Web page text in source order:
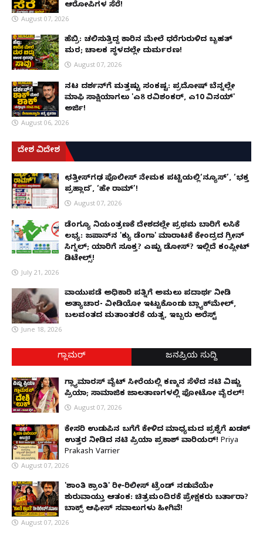
ಆರೋಪಿಗಳ ಸೆರೆ!
August 07, 2026
ಹೆಬ್ರಿ: ಚಲಿಸುತ್ತಿದ್ದ ಕಾರಿನ ಮೇಲೆ ಧರೆಗುರುಳಿದ ಬೃಹತ್
ಮರ; ಚಾಲಕ ಸ್ಥಳದಲ್ಲೇ ದುರ್ಮರಣ!
August 07, 2026
ನಟ ದರ್ಶನ್‌ಗೆ ಮತ್ತಷ್ಟು ಸಂಕಷ್ಟ: ಪ್ರದೋಷ್ ಬೆನ್ನಲ್ಲೇ
ಮಾಫಿ ಸಾಕ್ಷಿಯಾಗಲು 'ಎ8 ರವಿಶಂಕರ್, ಎ10 ವಿನಯ್'
ಅರ್ಜಿ!
August 06, 2026
ದೇಶ ವಿದೇಶ
ಛತ್ತೀಸ್‌ಗಢ ಪೊಲೀಸ್ ನೇಮಕ ಪಟ್ಟಿಯಲ್ಲಿ‘ನ್ಯೂಸ್’, ‘ಭಕ್ತ
ಪ್ರಹ್ಲಾದ’, ‘ಹೇ ರಾಮ್’!
August 07, 2026
ಡೆಂಗ್ಯೂ ನಿಯಂತ್ರಣಕ್ಕೆ ದೇಶದಲ್ಲೇ ಪ್ರಥಮ ಬಾರಿಗೆ ಲಸಿಕೆ
ಲಭ್ಯ: ಜಪಾನ್‌ನ 'ಕ್ಯು ಡೆಂಗಾ' ಮಾರಾಟಕ್ಕೆ ಕೇಂದ್ರದ ಗ್ರೀನ್
ಸಿಗ್ನಲ್; ಯಾರಿಗೆ ಸೂಕ್ತ? ಎಷ್ಟು ಡೋಸ್? ಇಲ್ಲಿದೆ ಕಂಪ್ಲೀಟ್
ಡಿಟೇಲ್ಸ್!
July 21, 2026
ವಾಯುಪಡೆ ಅಧಿಕಾರಿ ಪತ್ನಿಗೆ ಅಮಲು ಪದಾರ್ಥ ನೀಡಿ
ಅತ್ಯಾಚಾರ- ವೀಡಿಯೋ ಇಟ್ಟುಕೊಂಡು ಬ್ಲ್ಯಾಕ್‌ಮೇಲ್,
ಬಲವಂತದ ಮತಾಂತರಕ್ಕೆ ಯತ್ನ, ಇಬ್ಬರು ಅರೆಸ್ಟ್
June 18, 2026
ಗ್ಲಾಮರ್ ಜನಪ್ರಿಯ ಸುದ್ದಿ
ಗ್ಲ್ಯಾಮಾರಸ್ ವೈಟ್‌ ಸೀರೆಯಲ್ಲಿ ಕಣ್ಮನ ಸೆಳೆದ ನಟಿ ವಿಷ್ಣು
ಪ್ರಿಯಾ; ಸಾಮಾಜಿಕ ಜಾಲತಾಣಗಳಲ್ಲಿ ಫೋಟೋ ವೈರಲ್!
August 07, 2026
ಕೇಸರಿ ಉಡುಪಿನ ಬಗೆಗೆ ಕೇಳಿದ ಮಾಧ್ಯಮದ ಪ್ರಶ್ನೆಗೆ ಖಡಕ್
ಉತ್ತರ ನೀಡಿದ ನಟಿ ಪ್ರಿಯಾ ಪ್ರಕಾಶ್ ವಾರಿಯರ್! Priya
Prakash Varrier
August 07, 2026
'ಶಾಂತಿ ಕ್ರಾಂತಿ' ರೀ-ರಿಲೀಸ್ ಟ್ರೆಂಡ್ ನಡುವೆಯೇ
ಶುರುವಾಯ್ತು ಆತಂಕ: ಚಿತ್ರಮಂದಿರಕ್ಕೆ ಪ್ರೇಕ್ಷಕರು ಬರ್ತಾರಾ?
ಬಾಕ್ಸ್ ಆಫೀಸ್ ಸವಾಲುಗಳು ಹೀಗಿವೆ!
August 07, 2026